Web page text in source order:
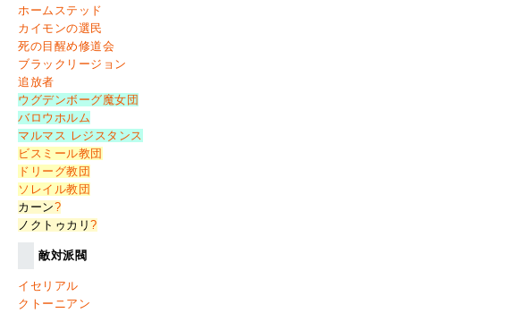
ホームステッド
カイモンの選民
死の目醒め修道会
ブラックリージョン
追放者
ウグデンボーグ魔女団
バロウホルム
マルマス レジスタンス
ビスミール教団
ドリーグ教団
ソレイル教団
カーン?
ノクトゥカリ?
敵対派閥
イセリアル
クトーニアン